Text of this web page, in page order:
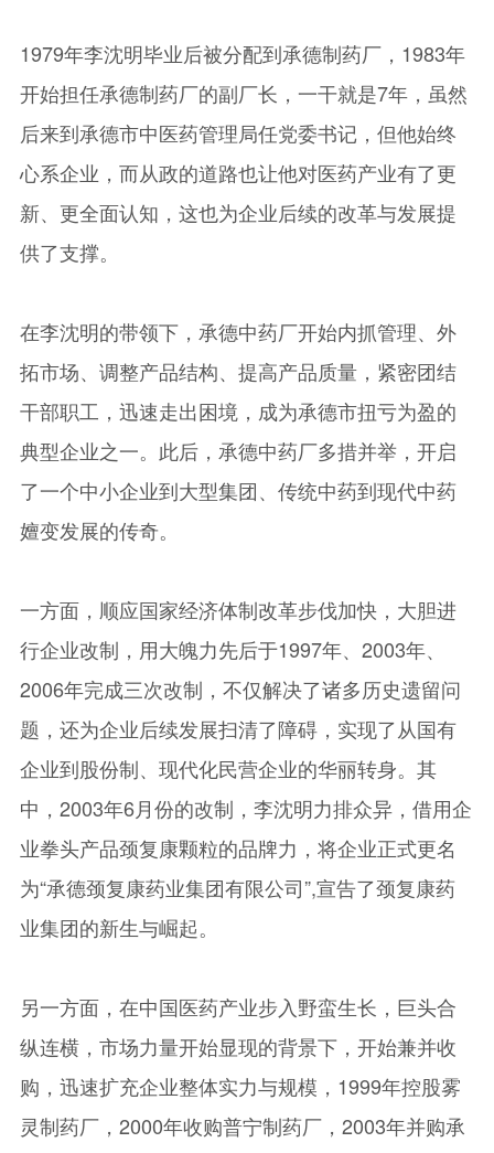
1979年李沈明毕业后被分配到承德制药厂，1983年
开始担任承德制药厂的副厂长，一干就是7年，虽然
后来到承德市中医药管理局任党委书记，但他始终
心系企业，而从政的道路也让他对医药产业有了更
新、更全面认知，这也为企业后续的改革与发展提
供了支撑。
在李沈明的带领下，承德中药厂开始内抓管理、外
拓市场、调整产品结构、提高产品质量，紧密团结
干部职工，迅速走出困境，成为承德市扭亏为盈的
典型企业之一。此后，承德中药厂多措并举，开启
了一个中小企业到大型集团、传统中药到现代中药
嬗变发展的传奇。
一方面，顺应国家经济体制改革步伐加快，大胆进
行企业改制，用大魄力先后于1997年、2003年、
2006年完成三次改制，不仅解决了诸多历史遗留问
题，还为企业后续发展扫清了障碍，实现了从国有
企业到股份制、现代化民营企业的华丽转身。其
中，2003年6月份的改制，李沈明力排众异，借用企
业拳头产品颈复康颗粒的品牌力，将企业正式更名
为“承德颈复康药业集团有限公司”,宣告了颈复康药
业集团的新生与崛起。
另一方面，在中国医药产业步入野蛮生长，巨头合
纵连横，市场力量开始显现的背景下，开始兼并收
购，迅速扩充企业整体实力与规模，1999年控股雾
灵制药厂，2000年收购普宁制药厂，2003年并购承